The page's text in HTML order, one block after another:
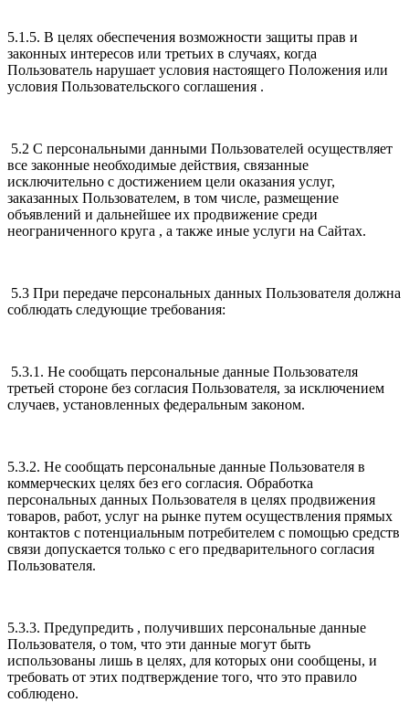
5.1.5. В целях обеспечения возможности защиты прав и
законных интересов или третьих в случаях, когда
Пользователь нарушает условия настоящего Положения или
условия Пользовательского соглашения .
5.2 С персональными данными Пользователей осуществляет
все законные необходимые действия, связанные
исключительно с достижением цели оказания услуг,
заказанных Пользователем, в том числе, размещение
объявлений и дальнейшее их продвижение среди
неограниченного круга , а также иные услуги на Сайтах.
5.3 При передаче персональных данных Пользователя должна
соблюдать следующие требования:
5.3.1. Не сообщать персональные данные Пользователя
третьей стороне без согласия Пользователя, за исключением
случаев, установленных федеральным законом.
5.3.2. Не сообщать персональные данные Пользователя в
коммерческих целях без его согласия. Обработка
персональных данных Пользователя в целях продвижения
товаров, работ, услуг на рынке путем осуществления прямых
контактов с потенциальным потребителем с помощью средств
связи допускается только с его предварительного согласия
Пользователя.
5.3.3. Предупредить , получивших персональные данные
Пользователя, о том, что эти данные могут быть
использованы лишь в целях, для которых они сообщены, и
требовать от этих подтверждение того, что это правило
соблюдено.